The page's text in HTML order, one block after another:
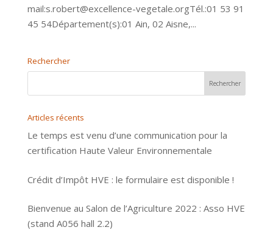
mail:s.robert@excellence-vegetale.orgTél.:01 53 91
45 54Département(s):01 Ain, 02 Aisne,...
Rechercher
Articles récents
Le temps est venu d’une communication pour la
certification Haute Valeur Environnementale
Crédit d’Impôt HVE : le formulaire est disponible !
Bienvenue au Salon de l’Agriculture 2022 : Asso HVE
(stand A056 hall 2.2)